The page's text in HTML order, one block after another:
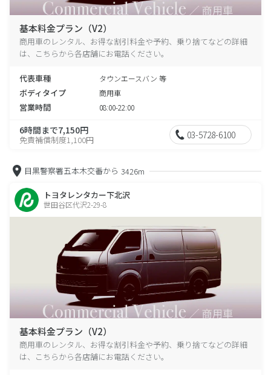
基本料金プラン（V2）
商用車のレンタル、お得な割引料金や予約、乗り捨てなどの詳細
は、こちらから各店舗にお電話ください。
代表車種 タウンエースバン 等
ボディタイプ 商用車
営業時間 08:00-22:00
6時間まで7,150円
免責補償制度1,100円 03-5728-6100
目黒警察署五本木交番から 3426m
トヨタレンタカー下北沢
世田谷区代沢2-29-8
基本料金プラン（V2）
商用車のレンタル、お得な割引料金や予約、乗り捨てなどの詳細
は、こちらから各店舗にお電話ください。